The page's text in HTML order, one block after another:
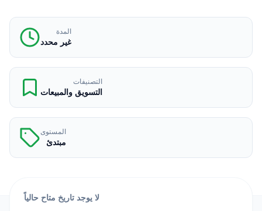
المدة
غير محدد
التصنيفات
التسويق والمبيعات
المستوى
مبتدئ
لا يوجد تاريخ متاح حالياً